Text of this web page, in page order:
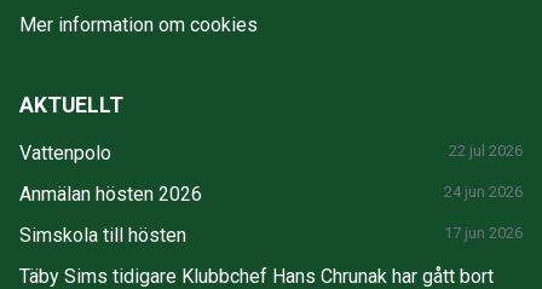
Mer information om cookies
AKTUELLT
Vattenpolo 22 jul 2026
Anmälan hösten 2026 24 jun 2026
Simskola till hösten 17 jun 2026
Täby Sims tidigare Klubbchef Hans Chrunak har gått bort